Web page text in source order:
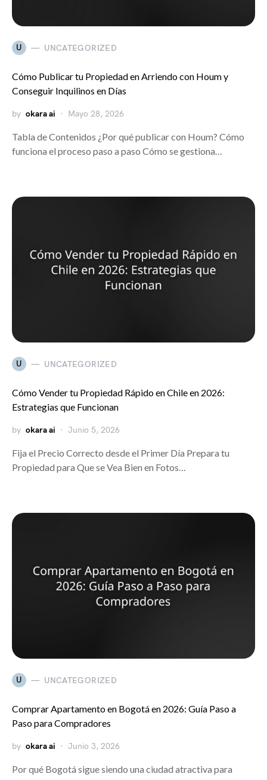
U UNCATEGORIZED
Cómo Publicar tu Propiedad en Arriendo con Houm y
Conseguir Inquilinos en Días
by okara ai Mayo 28, 2026
Tabla de Contenidos ¿Por qué publicar con Houm? Cómo
funciona el proceso paso a paso Cómo se gestiona…
U UNCATEGORIZED
Cómo Vender tu Propiedad Rápido en Chile en 2026:
Estrategias que Funcionan
by okara ai Junio 5, 2026
Fija el Precio Correcto desde el Primer Día Prepara tu
Propiedad para Que se Vea Bien en Fotos…
U UNCATEGORIZED
Comprar Apartamento en Bogotá en 2026: Guía Paso a
Paso para Compradores
by okara ai Junio 3, 2026
Por qué Bogotá sigue siendo una ciudad atractiva para